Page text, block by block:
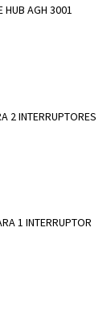
HUB AGH 3001
2 INTERRUPTORES
1 INTERRUPTOR